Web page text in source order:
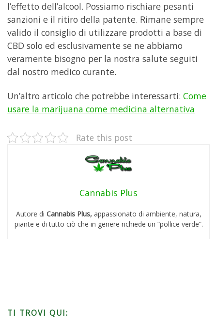
l’effetto dell’alcool. Possiamo rischiare pesanti
sanzioni e il ritiro della patente. Rimane sempre
valido il consiglio di utilizzare prodotti a base di
CBD solo ed esclusivamente se ne abbiamo
veramente bisogno per la nostra salute seguiti
dal nostro medico curante.
Un’altro articolo che potrebbe interessarti: Come
usare la marijuana come medicina alternativa
Rate this post
Cannabis Plus
Autore di Cannabis Plus, appassionato di ambiente, natura,
piante e di tutto ciò che in genere richiede un “pollice verde”.
TI TROVI QUI: